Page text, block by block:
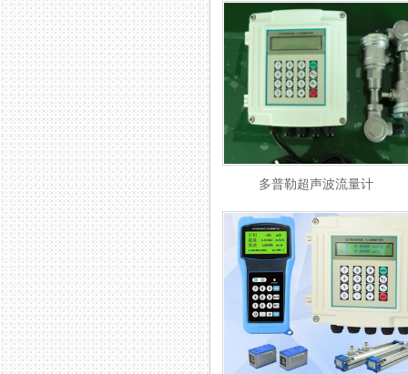
多普勒超声波流量计